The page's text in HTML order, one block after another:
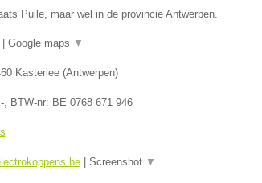
Pulle, maar wel in de provincie Antwerpen.
Google maps ▼
Kasterlee(Antwerpen)
-, BTW-nr: BE 0768 671 946
| Screenshot ▼